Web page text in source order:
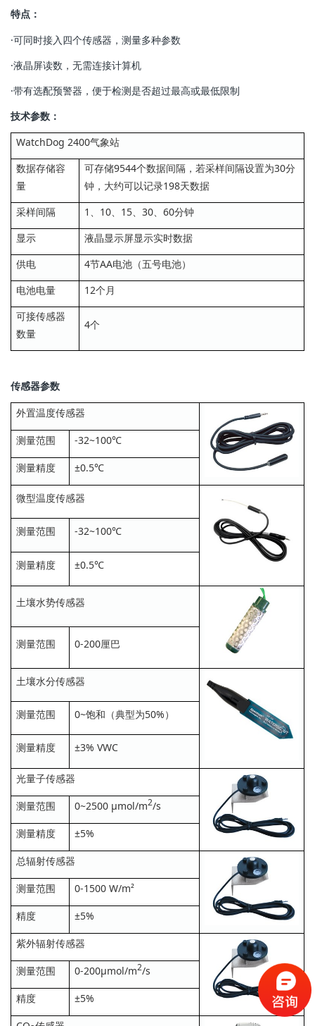
特点：
·可同时接入四个传感器，测量多种参数
·液晶屏读数，无需连接计算机
·带有选配预警器，便于检测是否超过最高或最低限制
技术参数：
WatchDog 2400气象站
数据存储容
量
可存储9544个数据间隔，若采样间隔设置为30分
钟，大约可以记录198天数据
采样间隔
1、10、15、30、60分钟
显示
液晶显示屏显示实时数据
供电
4节AA电池（五号电池）
电池电量
12个月
可接传感器
数量
4个
传感器参数
外置温度传感器
测量范围 -32~100℃
测量精度 ±0.5℃
微型温度传感器
测量范围 -32~100℃
测量精度 ±0.5℃
土壤水势传感器
测量范围 0-200厘巴
土壤水分传感器
测量范围 0~饱和（典型为50%）
测量精度 ±3% VWC
光量子传感器
测量范围 0~2500 μmol/m2/s
测量精度 ±5%
总辐射传感器
测量范围 0-1500 W/m²
精度 ±5%
紫外辐射传感器
测量范围 0-200μmol/m2/s
精度 ±5%